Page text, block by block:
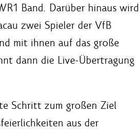
Band. Darüber hinaus wird
zwei Spieler der VfB
mit ihnen auf das große
dann die Live-Übertragung
Schritt zum großen Ziel
aus der